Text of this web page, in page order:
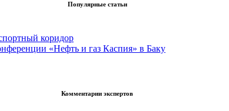
Популярные статьи
коридор
«Нефть и газ Каспия» в Баку
Комментарии экспертов